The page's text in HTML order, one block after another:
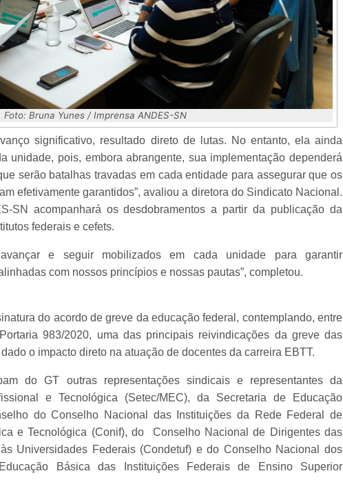
Foto: Bruna Yunes / Imprensa ANDES-SN
significativo, resultado direto de lutas. No entanto, ela ainda
unidade, pois, embora abrangente, sua implementação dependerá
serão batalhas travadas em cada entidade para assegurar que os
efetivamente garantidos”, avaliou a diretora do Sindicato Nacional.
SN acompanhará os desdobramentos a partir da publicação da
federais e cefets.
avançar e seguir mobilizados em cada unidade para garantir
com nossos princípios e nossas pautas”, completou.
do acordo de greve da educação federal, contemplando, entre
983/2020, uma das principais reivindicações da greve das
o impacto direto na atuação de docentes da carreira EBTT.
do GT outras representações sindicais e representantes da
e Tecnológica (Setec/MEC), da Secretaria de Educação
do Conselho Nacional das Instituições da Rede Federal de
e Tecnológica (Conif), do Conselho Nacional de Dirigentes das
Universidades Federais (Condetuf) e do Conselho Nacional dos
Básica das Instituições Federais de Ensino Superior